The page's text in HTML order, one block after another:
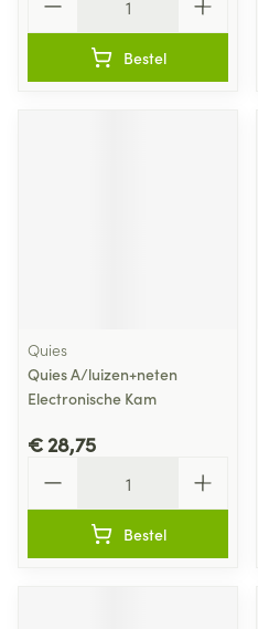
Bestel
Quies
Quies A/luizen+neten
Electronische Kam
€ 28,75
Bestel